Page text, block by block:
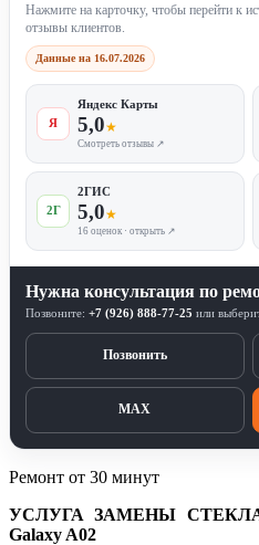
Нажмите на карточку, чтобы перейти к
отзывы клиентов.
Данные на 16.07.2026
Я
Яндекс Карты
5,0★
Смотреть отзывы ↗
2Г
2ГИС
5,0★
16 оценок · открыть ↗
Нужна консультация по
Позвоните: +7 (926) 888-77-25 или
Позвонить
MAX
Ремонт от 30 минут
УСЛУГА ЗАМЕНЫ
Galaxy A02